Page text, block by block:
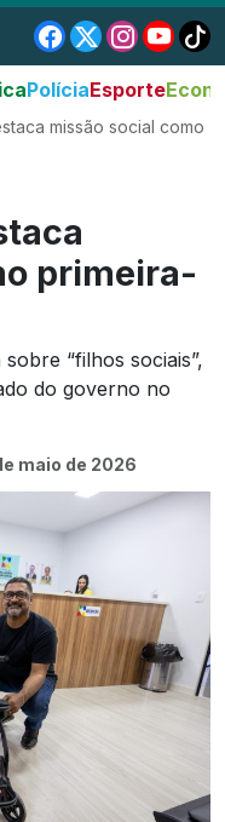
PolíciaEsporte
missão social como
primeira-
“filhos sociais”,
do governo no
maio de 2026